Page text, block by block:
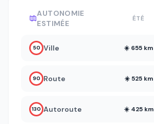
AUTONOMIE
ESTIMÉE
ÉTÉ
50 Ville ☀️ 655 km
90 Route ☀️ 525 km
130 Autoroute ☀️ 425 km